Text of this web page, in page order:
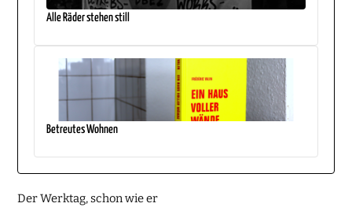
Alle Räder stehen still
Betreutes Wohnen
Der Werktag, schon wie er